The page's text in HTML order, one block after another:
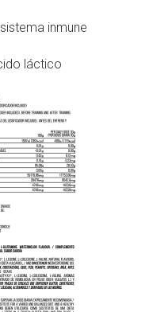
inmune
láctico